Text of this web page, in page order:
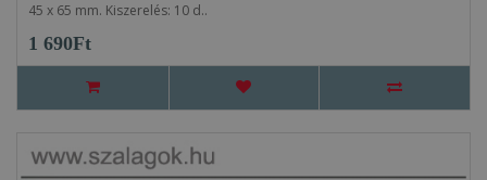
45 x 65 mm. Kiszerelés: 10 d..
1 690Ft